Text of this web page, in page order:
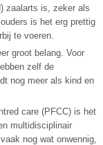
zaalarts is, zeker als
is het erg prettig
te voeren.
groot belang. Voor
zelf de
nog meer als kind en
care (PFCC) is het
multidisciplinair
nog wat onwennig,